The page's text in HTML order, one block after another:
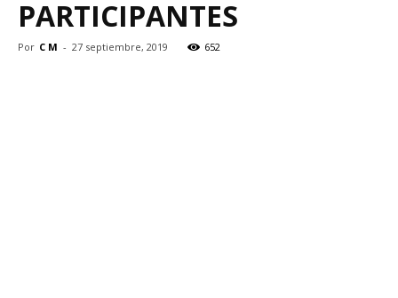
PARTICIPANTES
Por C M - 27 septiembre, 2019 652